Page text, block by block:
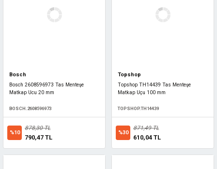
Bosch
Bosch 2608596973 Tas Menteşe
Matkap Ucu 20 mm
BOSCH.2608596973
%10
878,30 TL
790,47 TL
Topshop
Topshop TH14439 Tas Menteşe
Matkap Uçu 100 mm
TOPSHOP.TH14439
%30
871,49 TL
610,04 TL